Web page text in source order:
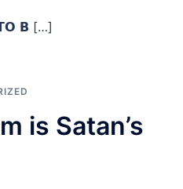
𝗕 […]
is Satan’s